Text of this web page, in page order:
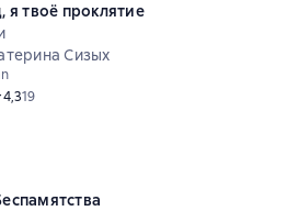
я твоё проклятие
Сизых
рейтинг 4,3 на основе 19 оценок
4,319